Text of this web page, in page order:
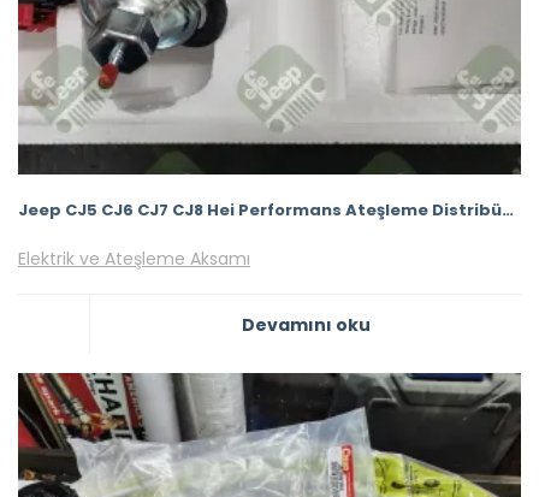
Jeep CJ5 CJ6 CJ7 CJ8 Hei Performans Ateşleme Distribütörü 65000Volt Elektronik
Elektrik ve Ateşleme Aksamı
Devamını oku